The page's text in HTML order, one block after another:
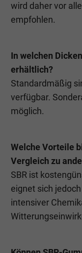
wird daher vor
empfohlen.
In welchen
erhältlich?
Standardmäßig
verfügbar.
möglich.
Welche Vorteile
Vergleich zu
SBR ist
eignet sich
intensiver